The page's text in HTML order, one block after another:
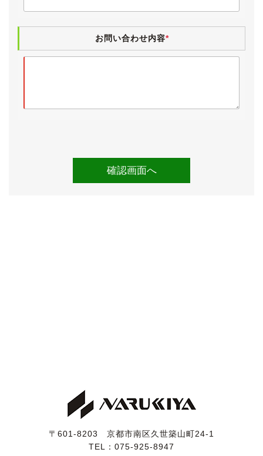
お問い合わせ内容*
〒601-8203 京都市南区久世築山町24-1
TEL： 075-925-8947